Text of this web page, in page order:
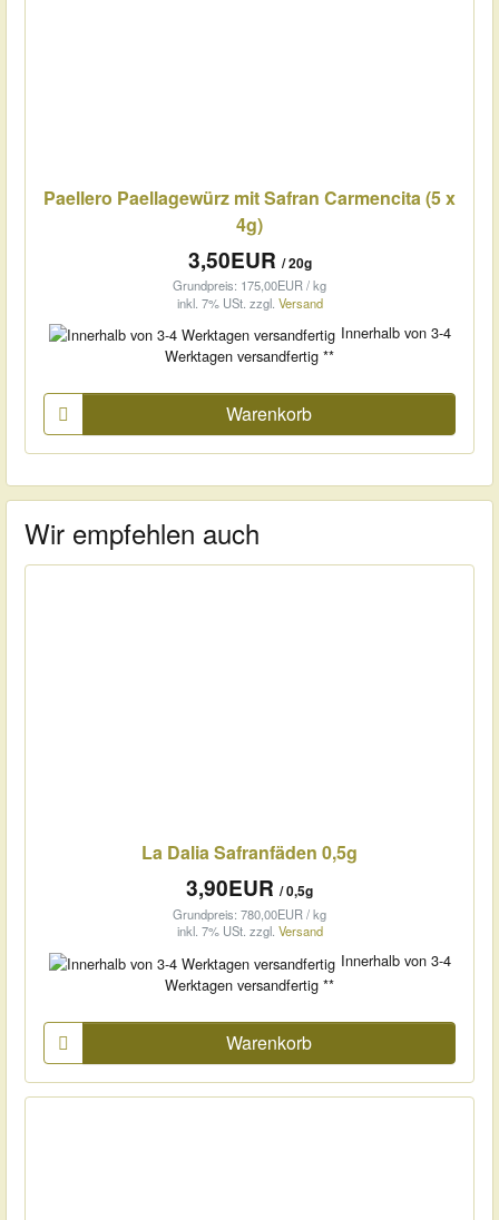
Paellero Paellagewürz mit Safran Carmencita (5 x
4g)
3,50EUR / 20g
Grundpreis: 175,00EUR / kg
inkl. 7% USt. zzgl. Versand
Innerhalb von 3-4
Werktagen versandfertig **
Warenkorb
Wir empfehlen auch
La Dalia Safranfäden 0,5g
3,90EUR / 0,5g
Grundpreis: 780,00EUR / kg
inkl. 7% USt. zzgl. Versand
Innerhalb von 3-4
Werktagen versandfertig **
Warenkorb